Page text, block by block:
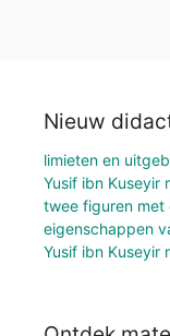
Nieuw
limieten en
Yusif ibn Kuseyir
twee figuren
eigenschappen
Yusif ibn Kuseyir